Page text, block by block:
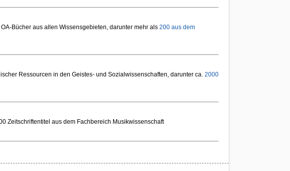
Bücher aus allen Wissensgebieten, darunter mehr als 200 aus dem
Ressourcen in den Geistes- und Sozialwissenschaften, darunter ca. 2000
Zeitschriftentitel aus dem Fachbereich Musikwissenschaft